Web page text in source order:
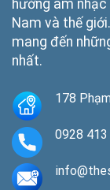
hướng âm
Nam và thế
mang đến
nhất.
178
0928 413